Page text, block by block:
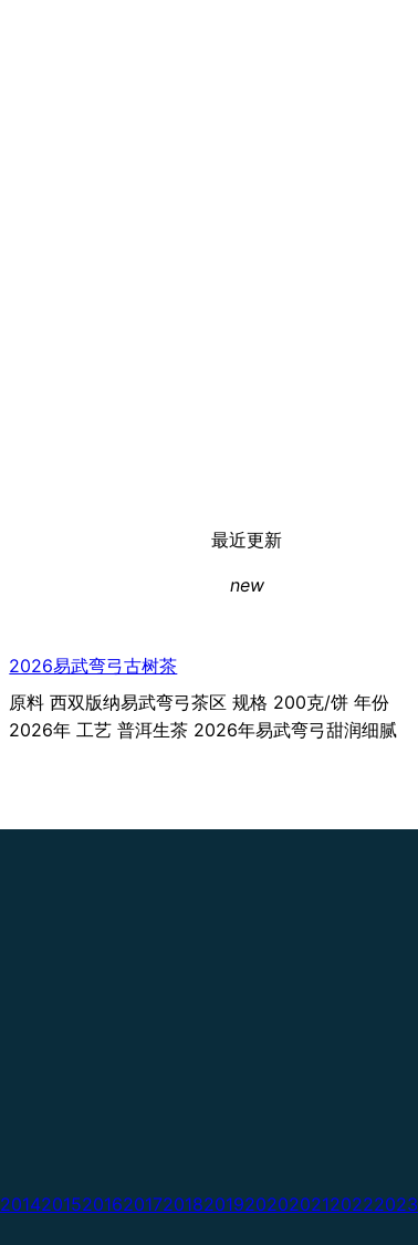
最近更新
new
2026易武弯弓古树茶
原料 西双版纳易武弯弓茶区 规格 200克/饼 年份
2026年 工艺 普洱生茶 2026年易武弯弓甜润细腻
2014201520162017201820192020202120222023